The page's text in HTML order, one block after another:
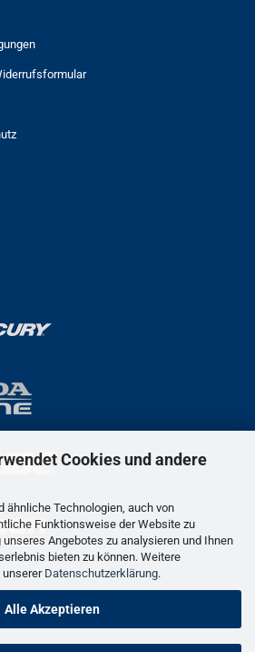
Cookies und andere
ähnliche Technologien, auch von
Funktionsweise der Website zu
Angebotes zu analysieren und Ihnen
bieten zu können. Weitere
unserer Datenschutzerklärung.
Alle Akzeptieren